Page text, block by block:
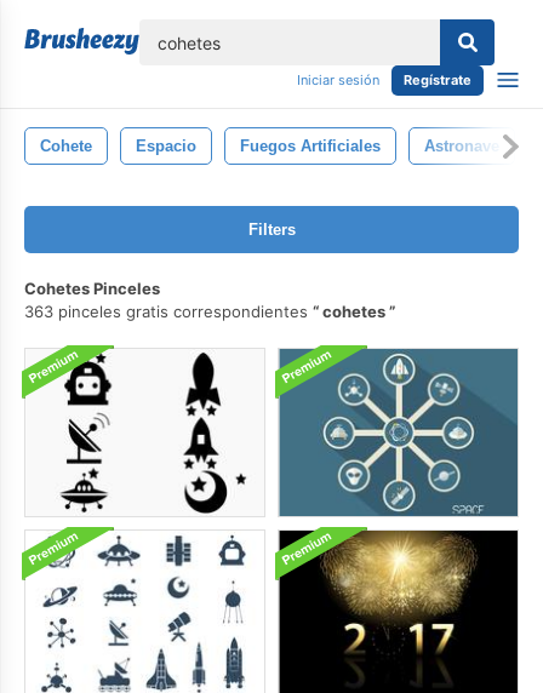
Iniciar sesión Regístrate
Cohete Espacio Fuegos Artificiales Astronave
Filters
Cohetes Pinceles
363 pinceles gratis correspondientes
cohetes